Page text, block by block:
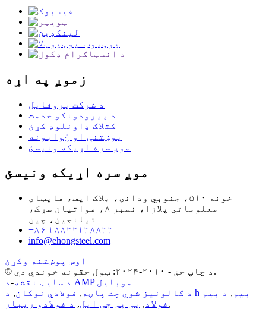
زموږ په اړه
د شرکت پروفایل
د پیرودونکو خدمت
کتلاګ ډاونلوډ کړئ
پوښتنې او ځوابونه
موږ سره اړیکه ونیسئ
موږ سره اړیکه ونیسئ
خونه ۵۱۰، جنوبي ودانۍ، بلاک ایف، هایټای
معلوماتي پلازا، نمبر ۸، هواتیان سړک،
تیانجین، چین
+۸۶ ۱۸۸۲۲۱۳۸۸۳۳
info@ehongsteel.com
اوس پوښتنه وکړئ
© د چاپ حق - ۲۰۱۰-۲۰۲۴: ټول حقونه خوندي دي.
د سایټ نقشه-
د AMP موبایل
د ګالونیز شوي چت پاڼه , فولادي نوکان, د h بیم , د بیم
فولاد , پی پی جی ایل, د فولادو ریبار ,